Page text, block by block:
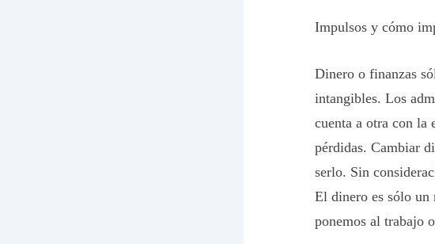
Impulsos y cómo
Dinero o finanzas
intangibles. Los
cuenta a otra con la
pérdidas. Cambiar
serlo. Sin
El dinero es sólo un
ponemos al trabajo